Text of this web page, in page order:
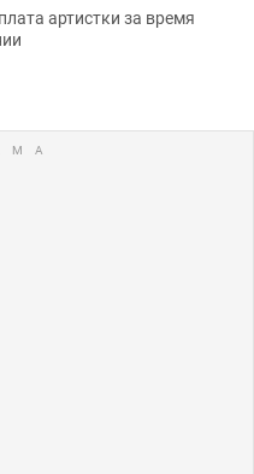
артистки за время